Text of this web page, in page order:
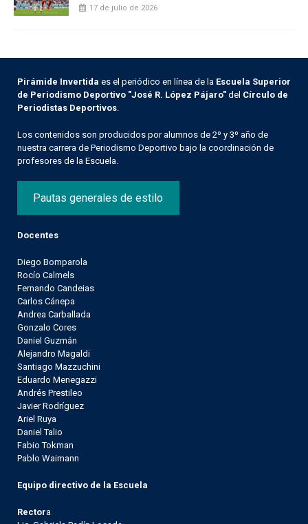
17 de julio de 2026
Pirámide Invertida es el periódico en línea de la Escuela Superior
de Periodismo Deportivo "José R. López Pájaro" del Círculo de
Periodistas Deportivos
Los contenidos son producidos por alumnos de 2º y 3º año de
nuestra carrera de Periodismo Deportivo bajo la coordinación de
profesores de la Escuela.
Pautas generales de estilo
Docentes
Diego Bomparola
Rocío Calmels
Fernando Candeias
Carlos Cánepa
Andrea Carballada
Gonzalo Cores
Daniel Guzmán
Alejandro Magaldi
Santiago Mazzuchini
Eduardo Menegazzi
Andrés Prestileo
Javier Rodríguez
Ariel Ruya
Daniel Talio
Fabio Tokman
Pablo Waimann
Equipo directivo de la Escuela
Rectora